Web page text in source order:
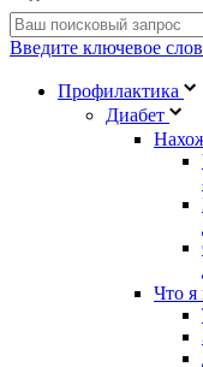
Введите ключевое
Профилактика
Диабет
Что я